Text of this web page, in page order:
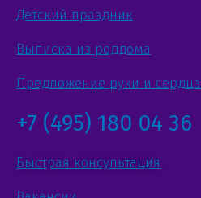
Детский праздник
Выписка из роддома
Предложение руки и сердца
+7 (495) 180 04 36
Быстрая консультация